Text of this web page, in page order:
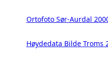
Ortofoto Sør-Aurdal
Høydedata Bilde Troms